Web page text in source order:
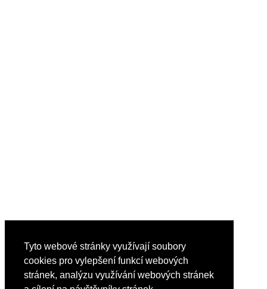
Tyto webové stránky využívají soubory
cookies pro vylepšení funkcí webových
stránek, analýzu využívání webových stránek